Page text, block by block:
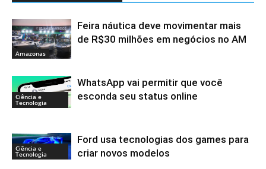
Amazonas
Feira náutica deve movimentar mais
de R$30 milhões em negócios no AM
Ciência e
Tecnologia
WhatsApp vai permitir que você
esconda seu status online
Ciência e
Tecnologia
Ford usa tecnologias dos games para
criar novos modelos